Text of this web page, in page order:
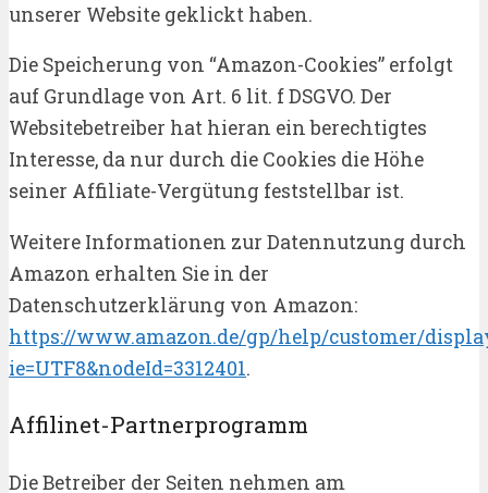
unserer Website geklickt haben.
Die Speicherung von “Amazon-Cookies” erfolgt
auf Grundlage von Art. 6 lit. f DSGVO. Der
Websitebetreiber hat hieran ein berechtigtes
Interesse, da nur durch die Cookies die Höhe
seiner Affiliate-Vergütung feststellbar ist.
Weitere Informationen zur Datennutzung durch
Amazon erhalten Sie in der
Datenschutzerklärung von Amazon:
https://www.amazon.de/gp/help/customer/
ie=UTF8&nodeId=3312401.
Affilinet-Partnerprogramm
Die Betreiber der Seiten nehmen am